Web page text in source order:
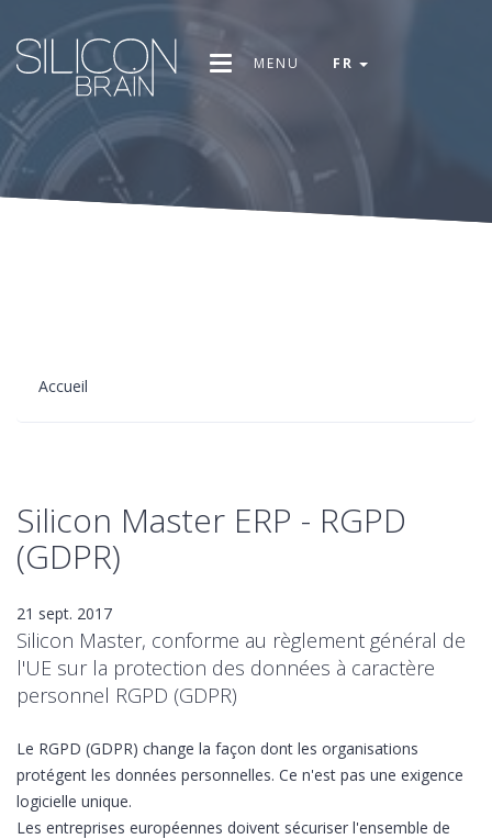
MENU FR
Accueil
Silicon Master ERP - RGPD
(GDPR)
21 sept. 2017
Silicon Master, conforme au règlement général de
l'UE sur la protection des données à caractère
personnel RGPD (GDPR)
Le RGPD (GDPR) change la façon dont les organisations
protégent les données personnelles. Ce n'est pas une exigence
logicielle unique.
Les entreprises européennes doivent sécuriser l'ensemble de